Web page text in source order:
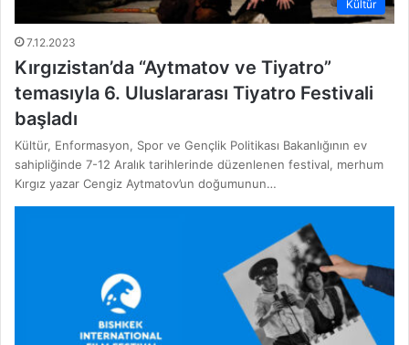
Kültür
7.12.2023
Kırgızistan’da “Aytmatov ve Tiyatro”
temasıyla 6. Uluslararası Tiyatro Festivali
başladı
Kültür, Enformasyon, Spor ve Gençlik Politikası Bakanlığının ev
sahipliğinde 7-12 Aralık tarihlerinde düzenlenen festival, merhum
Kırgız yazar Cengiz Aytmatov’un doğumunun…